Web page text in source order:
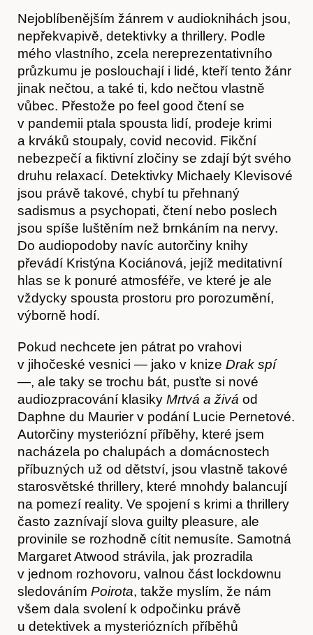
O nás
Obchod
Nejoblíbenějším žánrem v audioknihách jsou,
nepřekvapivě, detektivky a thrillery. Podle
mého vlastního, zcela nereprezentativního
průzkumu je poslouchají i lidé, kteří tento žánr
jinak nečtou, a také ti, kdo nečtou vlastně
vůbec. Přestože po feel good čtení se
v pandemii ptala spousta lidí, prodeje krimi
a krváků stoupaly, covid necovid. Fikční
nebezpečí a fiktivní zločiny se zdají být svého
druhu relaxací. Detektivky Michaely Klevisové
jsou právě takové, chybí tu přehnaný
sadismus a psychopati, čtení nebo poslech
jsou spíše luštěním než brnkáním na nervy.
Do audiopodoby navíc autorčiny knihy
převádí Kristýna Kociánová, jejíž meditativní
hlas se k ponuré atmosféře, ve které je ale
vždycky spousta prostoru pro porozumění,
výborně hodí.
Pokud nechcete jen pátrat po vrahovi
v jihočeské vesnici — jako v knize Drak spí
—, ale taky se trochu bát, pusťte si nové
audiozpracování klasiky Mrtvá a živá od
Daphne du Maurier v podání Lucie Pernetové.
Autorčiny mysteriózní příběhy, které jsem
nacházela po chalupách a domácnostech
příbuzných už od dětství, jsou vlastně takové
starosvětské thrillery, které mnohdy balancují
na pomezí reality. Ve spojení s krimi a thrillery
často zaznívají slova guilty pleasure, ale
provinile se rozhodně cítit nemusíte. Samotná
Margaret Atwood strávila, jak prozradila
v jednom rozhovoru, valnou část lockdownu
sledováním Poirota, takže myslím, že nám
všem dala svolení k odpočinku právě
u detektivek a mysteriózních příběhů